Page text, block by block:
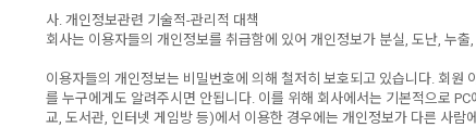
사. 개인정보관련 기술적-관리적 대책
회사는 이용자들의 개인정보를 취급함에 있어 개인정보가 분실, 도난, 누
이용자들의 개인정보는 비밀번호에 의해 철저히 보호되고 있습니다. 회
를 누구에게도 알려주시면 안됩니다. 이를 위해 회사에서는 기본적으로
교, 도서관, 인터넷 게임방 등)에서 이용한 경우에는 개인정보가 다른 사